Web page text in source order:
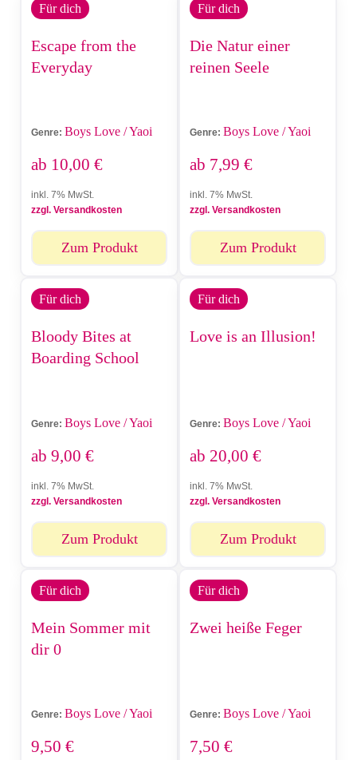
Für dich
Escape from the
Everyday
Genre: Boys Love / Yaoi
ab 10,00 €
inkl. 7% MwSt.
zzgl. Versandkosten
Zum Produkt
Für dich
Die Natur einer
reinen Seele
Genre: Boys Love / Yaoi
ab 7,99 €
inkl. 7% MwSt.
zzgl. Versandkosten
Zum Produkt
Für dich
Bloody Bites at
Boarding School
Genre: Boys Love / Yaoi
ab 9,00 €
inkl. 7% MwSt.
zzgl. Versandkosten
Zum Produkt
Für dich
Love is an Illusion!
Genre: Boys Love / Yaoi
ab 20,00 €
inkl. 7% MwSt.
zzgl. Versandkosten
Zum Produkt
Für dich
Mein Sommer mit
dir 0
Genre: Boys Love / Yaoi
9,50 €
Für dich
Zwei heiße Feger
Genre: Boys Love / Yaoi
7,50 €